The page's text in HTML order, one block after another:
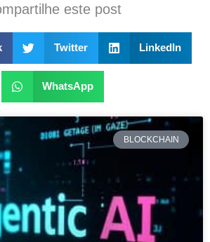
este post
Twitter LinkedIn
WhatsApp
BLOCKCHAIN